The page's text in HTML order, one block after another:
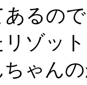
るの
リゾッ
ゃん